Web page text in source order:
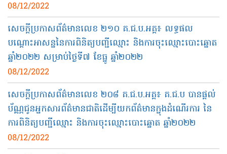
08/12/2022
សេចក្តីប្រកាសព័ត៌មានលេខ ២១០ គ.ជ.ប.អគ្គ៖ លទ្ធផល
បណ្ដោះអាសន្ននៃការពិនិត្យបញ្ជីឈ្មោះ និងការចុះឈ្មោះបោះឆ្នោត
ឆ្នាំ២០២២ សម្រាប់ថ្ងៃទី៧ ខែធ្នូ ឆ្នាំ២០២២
08/12/2022
សេចក្តីប្រកាសព័ត៌មានលេខ ២០៨ គ.ជ.ប.អគ្គ៖ គ.ជ.ប បានផ្ដល់
ប័ណ្ណជូនអ្នកសារព័ត៌មានជាតិដើម្បីយកព័ត៌មានក្នុងដំណើរការ នៃ
ការពិនិត្យបញ្ជីឈ្មោះ និងការចុះឈ្មោះបោះឆ្នោត ឆ្នាំ២០២២
08/12/2022